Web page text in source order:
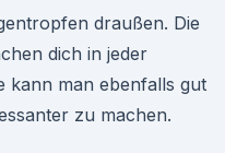
draußen. Die
dich in jeder
kann man ebenfalls gut
zu machen.